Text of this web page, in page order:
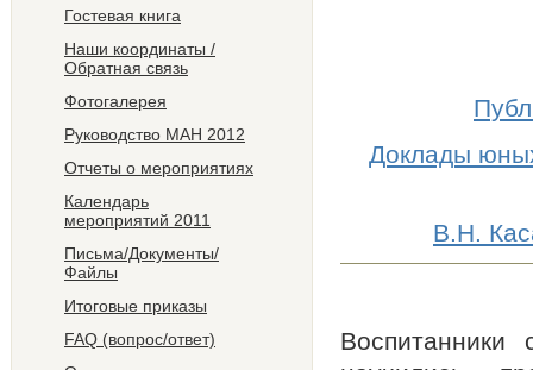
Гостевая книга
Наши координаты /
Обратная связь
Фотогалерея
Руководство МАН 2012
Отчеты о мероприятиях
Календарь
мероприятий 2011
Письма/Документы/
Файлы
Итоговые приказы
FAQ (вопрос/ответ)
Доклады
В.Н.